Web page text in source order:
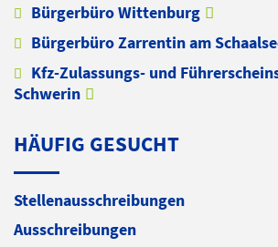
Bürgerbüro Wittenburg
Bürgerbüro Zarrentin am
Kfz-Zulassungs- und
Schwerin
HÄUFIG GESUCHT
Stellenausschreibungen
Ausschreibungen